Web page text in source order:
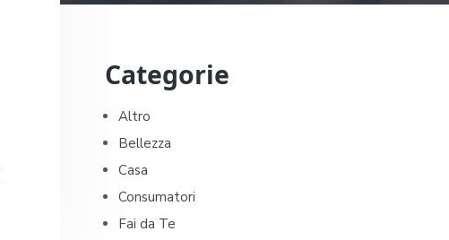
r
i
m
a
Categorie
Altro
Bellezza
Casa
Consumatori
Fai da Te